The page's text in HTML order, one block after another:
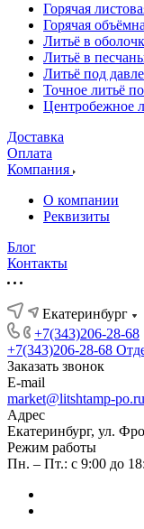
Горячая
Горячая
Литьё в
Литьё в
Литьё под
Точное литьё
Центробежное
Доставка
Оплата
Компания
О компании
Реквизиты
Блог
Контакты
Екатеринбург
+7(343)206-28-68
+7(343)206-28-68
Заказать звонок
E-mail
market@litshtamp-po.ru
Адрес
Екатеринбург, ул.
Режим работы
Пн. – Пт.: с 9:00 до